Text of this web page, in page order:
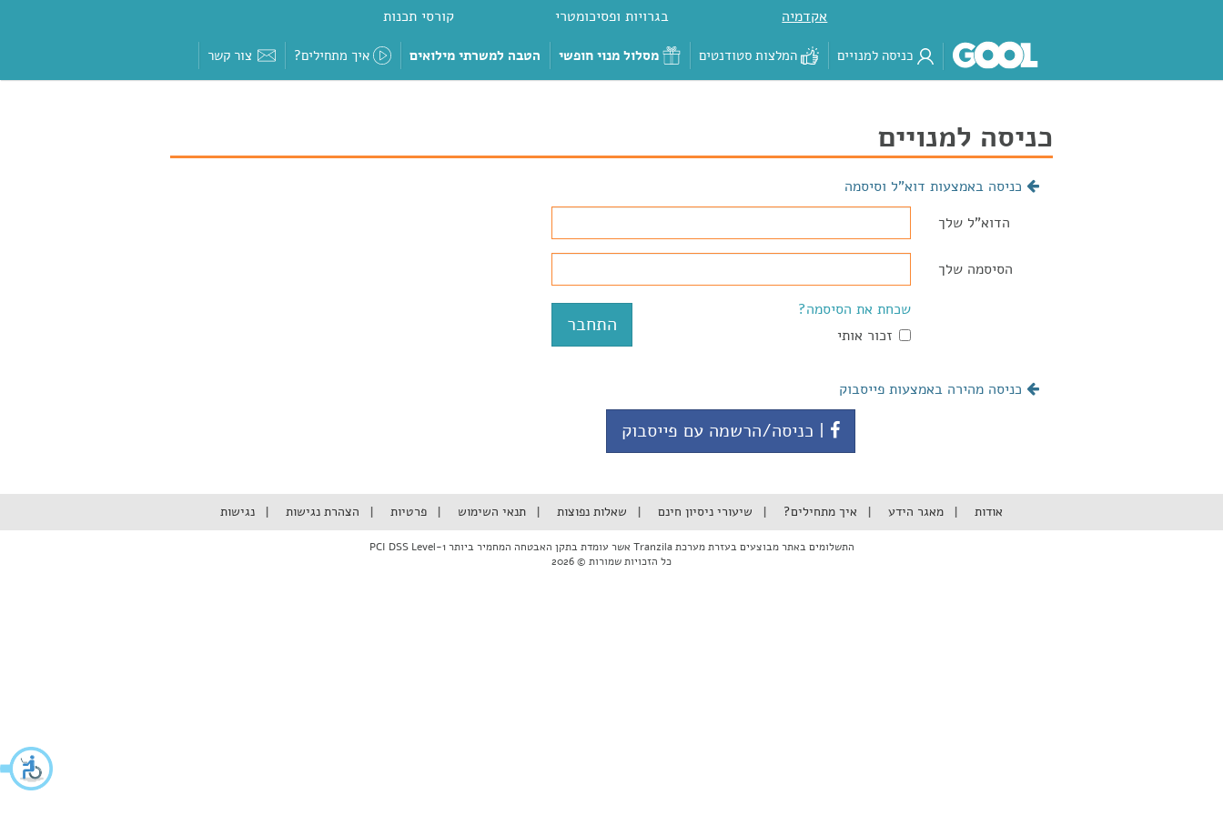
אקדמיה בגרויות ופסיכומטרי קורסי תכנות
כניסה למנויים המלצות סטודנטים מסלול מנוי חופשי הטבה למשרתי מילואים איך מתחילים? צור קשר
כניסה למנויים
כניסה באמצעות דוא"ל וסיסמה
הדוא"ל שלך
הסיסמה שלך
שכחת את הסיסמה?
זכור אותי
כניסה מהירה באמצעות פייסבוק
| כניסה/הרשמה עם פייסבוק
אודות מאגר הידע איך מתחילים? שיעורי ניסיון חינם שאלות נפוצות תנאי השימוש פרטיות הצהרת נגישות נגישות
התשלומים באתר מבוצעים בעזרת מערכת Tranzila אשר עומדת בתקן האבטחה המחמיר ביותר PCI DSS Level-1
כל הזכויות שמורות © 2026